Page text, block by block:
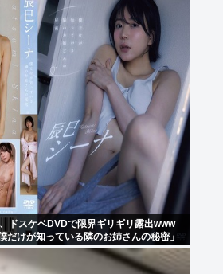
ドスケベDVDで限界ギリギリ露出www
だけが知っている隣のお姉さんの秘密」